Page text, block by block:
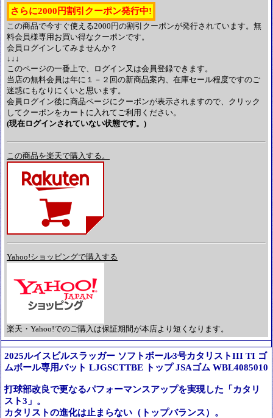
さらに2000円割引クーポン発行中!
この商品で今すぐ使える2000円の割引クーポンが発行されています。無
料会員様専用お買い得なクーポンです。
会員ログインしてみませんか？
↓↓↓
このページの一番上で、ログイン又は会員登録できます。
当店の無料会員は年に１－２回の新商品案内、在庫セール程度ですのご
迷惑にもなりにくいと思います。
会員ログイン後に商品ページにクーポンが表示されますので、クリック
してクーポンをカートに入れてご利用ください。
(現在ログインされていない状態です。)
この商品を楽天で購入する。
Yahoo!ショッピングで購入する
楽天・Yahoo!でのご購入は保証期間が本店より短くなります。
2025ルイスビルスラッガー ソフトボール3号カタリストIII TI ゴ
ムボール専用バット LJGSCTTBE トップ JSAゴム WBL4085010
打球部改良で更なるパフォーマンスアップを実現した「カタリ
スト3」。
カタリストの進化は止まらない（トップバランス）。